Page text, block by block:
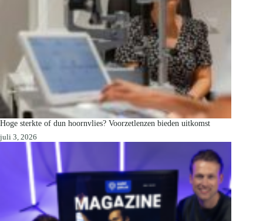
Hoge sterkte of dun hoornvlies? Voorzetlenzen bieden uitkomst
juli 3, 2026